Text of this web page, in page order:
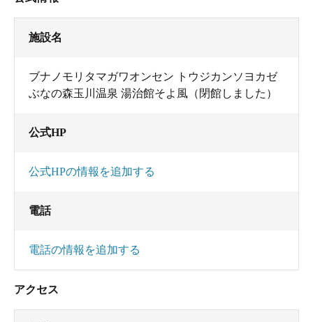
施設名
ブナノモリタマガワオンセン トウジカンソヨカゼ
ぶなの森玉川温泉 湯治館そよ風（閉館しました）
公式HP
公式HPの情報を追加する
電話
電話の情報を追加する
アクセス